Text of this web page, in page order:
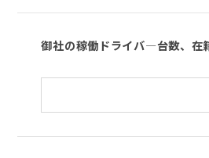
御社の稼働ドライバ―台数、在